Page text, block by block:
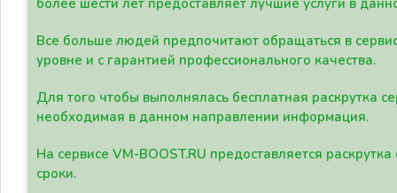
более шести лет предоставляет лучшие услуги в
Все больше людей предпочитают обращаться в
уровне и с гарантией профессионального качества.
Для того чтобы выполнялась бесплатная раскрутка
необходимая в данном направлении информация.
На сервисе VM-BOOST.RU предоставляется
сроки.